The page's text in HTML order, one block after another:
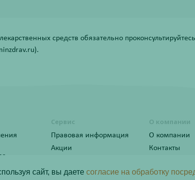
средств обязательно
Сервис
Правовая информация
Акции
О компании
О компании
Контакты
сайт, вы даете согласие на обработку